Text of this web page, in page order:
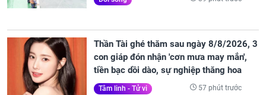
Thần Tài ghé thăm sau ngày 8/8/2026, 3
con giáp đón nhận 'cơn mưa may mắn',
tiền bạc dồi dào, sự nghiệp thăng hoa
Tâm linh - Tử vi 57 phút trước